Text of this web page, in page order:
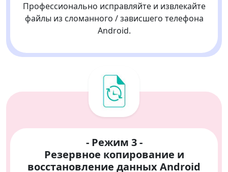
Профессионально исправляйте и извлекайте
файлы из сломанного / зависшего телефона
Android.
- Режим 3 -
Резервное копирование и
восстановление данных Android